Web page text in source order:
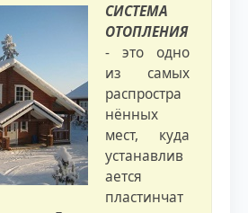
СИСТЕМА
ОТОПЛЕНИЯ
- это одно
из самых
распростра
нённых
мест, куда
устанавлив
ается
пластинчат